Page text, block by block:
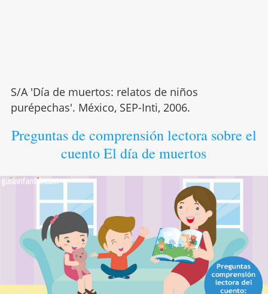
S/A 'Día de muertos: relatos de niños
purépechas'. México, SEP-Inti, 2006.
Preguntas de comprensión lectora sobre el
cuento El día de muertos